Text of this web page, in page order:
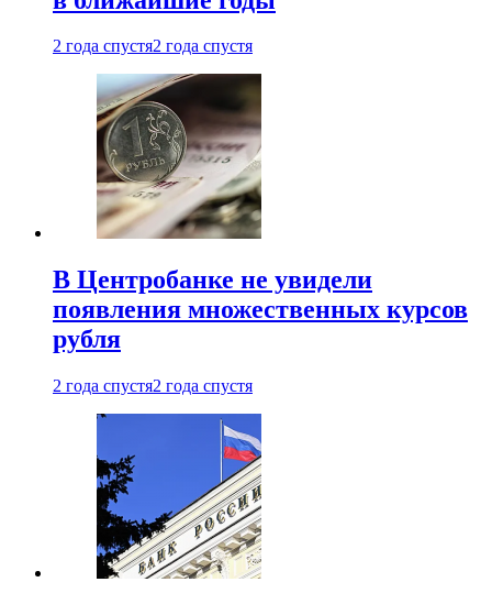
2 года спустя2 года спустя
В Центробанке не увидели
появления множественных курсов
рубля
2 года спустя2 года спустя